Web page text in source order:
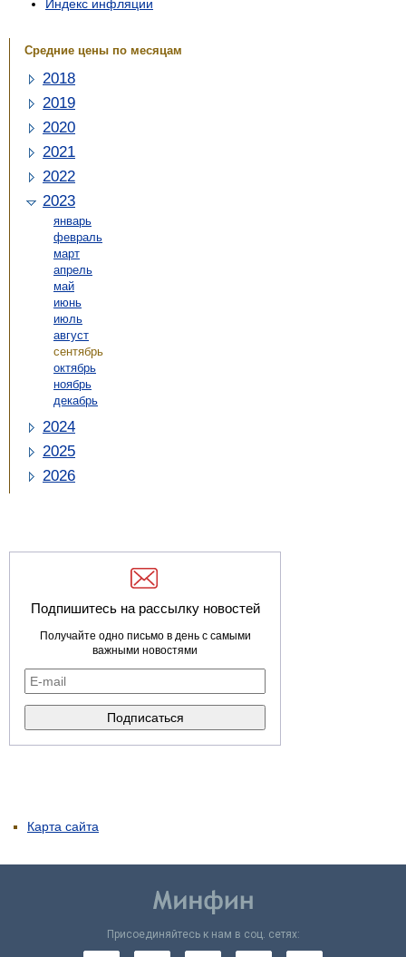
Индекс инфляции
Средние цены по месяцам
2018
2019
2020
2021
2022
2023
январь
февраль
март
апрель
май
июнь
июль
август
сентябрь
октябрь
ноябрь
декабрь
2024
2025
2026
Подпишитесь на рассылку новостей
Получайте одно письмо в день с самыми
важными новостями
Карта сайта
Присоединяйтесь к нам в соц. сетях: